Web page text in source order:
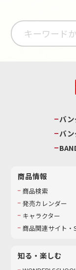
バ
バ
商品情報
商品検索
発売カレンダー
キャラクター
商品関連サイト・
知る・楽しむ